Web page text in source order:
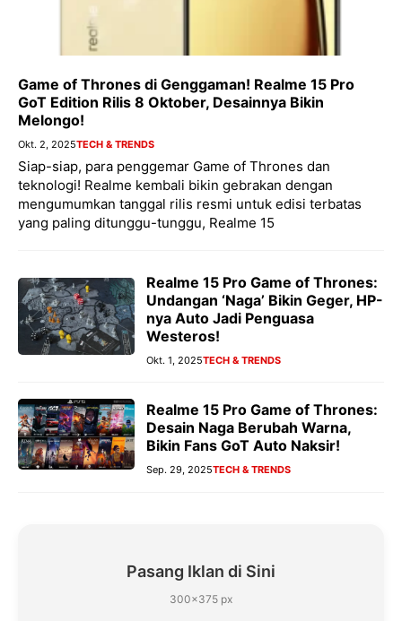
Game of Thrones di Genggaman! Realme 15 Pro
GoT Edition Rilis 8 Oktober, Desainnya Bikin
Melongo!
Okt. 2, 2025TECH & TRENDS
Siap-siap, para penggemar Game of Thrones dan
teknologi! Realme kembali bikin gebrakan dengan
mengumumkan tanggal rilis resmi untuk edisi terbatas
yang paling ditunggu-tunggu, Realme 15
Realme 15 Pro Game of Thrones:
Undangan ‘Naga’ Bikin Geger, HP-
nya Auto Jadi Penguasa
Westeros!
Okt. 1, 2025TECH & TRENDS
Realme 15 Pro Game of Thrones:
Desain Naga Berubah Warna,
Bikin Fans GoT Auto Naksir!
Sep. 29, 2025TECH & TRENDS
Pasang Iklan di Sini
300×375 px